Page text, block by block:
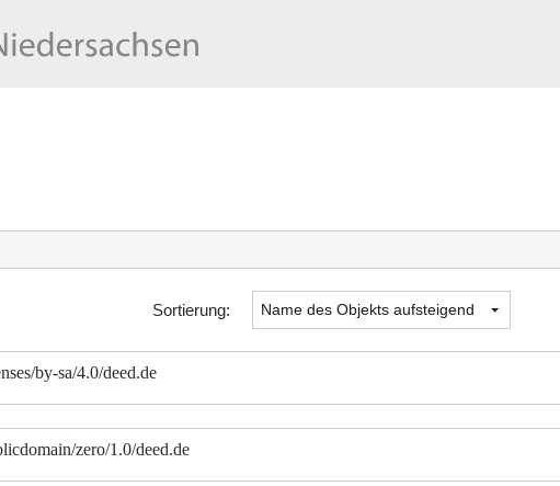
Sortierung:
by-sa/4.0/deed.de
zero/1.0/deed.de